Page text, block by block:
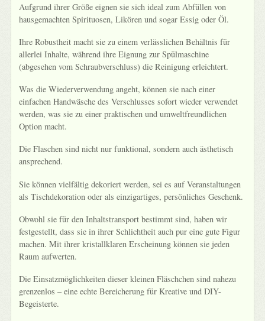
Aufgrund ihrer Größe eignen sie sich ideal zum Abfüllen von
hausgemachten Spirituosen, Likören und sogar Essig oder Öl.
Ihre Robustheit macht sie zu einem verlässlichen Behältnis für
allerlei Inhalte, während ihre Eignung zur Spülmaschine
(abgesehen vom Schraubverschluss) die Reinigung erleichtert.
Was die Wiederverwendung angeht, können sie nach einer
einfachen Handwäsche des Verschlusses sofort wieder verwendet
werden, was sie zu einer praktischen und umweltfreundlichen
Option macht.
Die Flaschen sind nicht nur funktional, sondern auch ästhetisch
ansprechend.
Sie können vielfältig dekoriert werden, sei es auf Veranstaltungen
als Tischdekoration oder als einzigartiges, persönliches Geschenk.
Obwohl sie für den Inhaltstransport bestimmt sind, haben wir
festgestellt, dass sie in ihrer Schlichtheit auch pur eine gute Figur
machen. Mit ihrer kristallklaren Erscheinung können sie jeden
Raum aufwerten.
Die Einsatzmöglichkeiten dieser kleinen Fläschchen sind nahezu
grenzenlos – eine echte Bereicherung für Kreative und DIY-
Begeisterte.